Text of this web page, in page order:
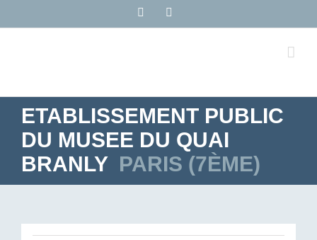
LinkedIn
ETABLISSEMENT PUBLIC
DU MUSEE DU QUAI
BRANLY PARIS (7ÈME)